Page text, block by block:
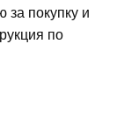
за покупку и
по